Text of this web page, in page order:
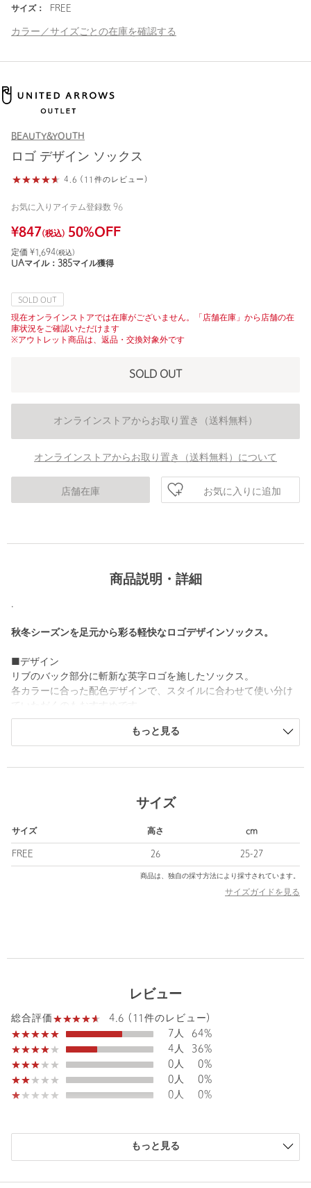
サイズ： FREE
カラー／サイズごとの在庫を確認する
BEAUTY&YOUTH
ロゴ デザイン ソックス
4.6 (11件のレビュー)
お気に入りアイテム登録数 96
¥847(税込) 50%OFF
定価 ¥1,694(税込)
UAマイル： 385マイル獲得
SOLD OUT
現在オンラインストアでは在庫がございません。「店舗在庫」から店舗の在
庫状況をご確認いただけます
※アウトレット商品は、返品・交換対象外です
SOLD OUT
オンラインストアからお取り置き（送料無料）
オンラインストアからお取り置き（送料無料）について
店舗在庫 お気に入りに追加
商品説明・詳細
.
秋冬シーズンを足元から彩る軽快なロゴデザインソックス。
■デザイン
リブのバック部分に斬新な英字ロゴを施したソックス。
各カラーに合った配色デザインで、スタイルに合わせて使い分け
のアイテムです。
【注意事項】
※商品を使用前に、タグ等に記載されている「取り扱い上の注意
・アウトレット商品につきましては包装やパッケージに破損・汚
れが見られる場合にも、商品に欠陥が認められない際にはそのま
・返品、ご注文確定後の内容変更・追加注文はお受けできませ
ん。
ます。また、タグの表記と購入価格が異なる場合がございます。
もっと見る
サイズ
サイズ 高さ cm
FREE 26 25-27
商品は、独自の採寸方法により採寸されています。
サイズガイドを見る
レビュー
総合評価
4.6 (11件のレビュー)
7人
64%
4人
36%
0人
0%
0人
0%
0人
0%
もっと見る